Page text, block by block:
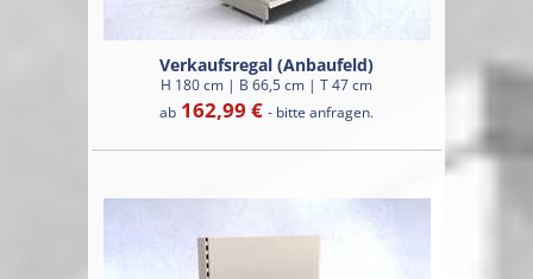
Verkaufsregal (Anbaufeld)
H 180 cm | B 66,5 cm | T 47 cm
ab 162,99 € - bitte anfragen.